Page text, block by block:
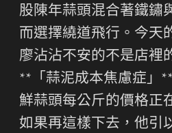
股陳年蒜頭混合著鐵鏽
而選擇繞道飛行。今天
廖沾沾不安的不是店裡
**「蒜泥成本焦慮症」
鮮蒜頭每公斤的價格正
如果再這樣下去，他引